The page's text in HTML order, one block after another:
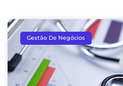
Gestão De Negócios